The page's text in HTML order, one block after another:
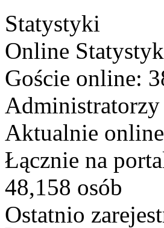
Statystyki
Online
Goście online:
Aktualnie
Łącznie na
48,158 osób
Ostatnio